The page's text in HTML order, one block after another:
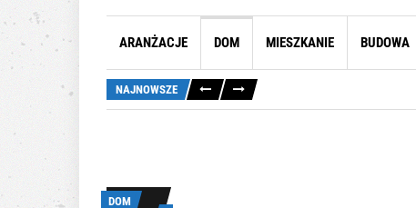
ARANŻACJE DOM MIESZKANIE BUDOWA
NAJNOWSZE
DOM